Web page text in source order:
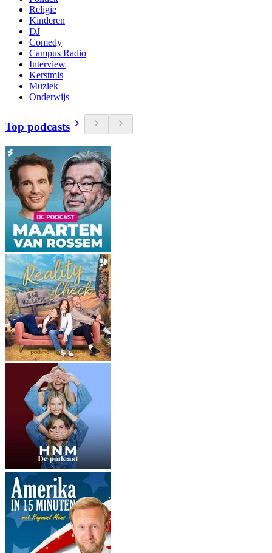
Religie
Kinderen
DJ
Comedy
Campus Radio
Interview
Kerstmis
Muziek
Onderwijs
Top podcasts